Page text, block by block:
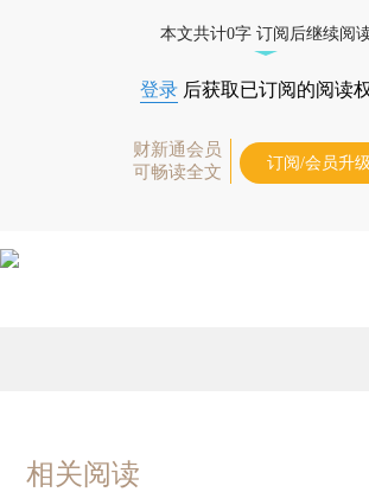
本文共计0字 订阅后继续阅
登录 后获取已订阅的阅读
财新通会员
可畅读全文
订阅/会员升级
相关阅读